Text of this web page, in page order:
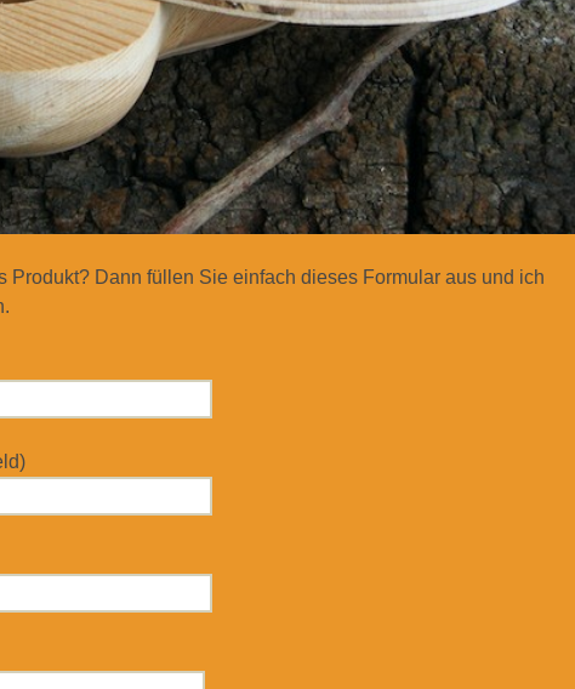
Produkt? Dann füllen Sie einfach dieses Formular aus und ich